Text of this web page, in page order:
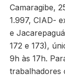
Camaragibe,
1.997, CIAD-
e
172 e 173),
9h às 17h.
trabalhadores